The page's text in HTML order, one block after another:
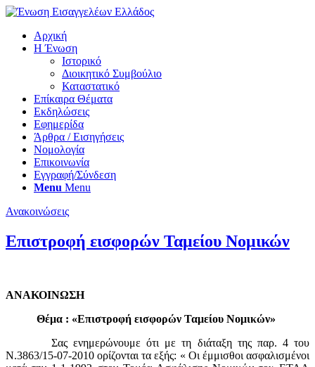
Αρχική
Η Ένωση
Ιστορικό
Διοικητικό Συμβούλιο
Καταστατικό
Επίκαιρα Θέματα
Εκδηλώσεις
Εφημερίδα
Άρθρα / Εισηγήσεις
Νομολογία
Επικοινωνία
Εγγραφή/Σύνδεση
Menu Menu
Ανακοινώσεις
Επιστροφή εισφορών Ταμείου Νομικών
ΑΝΑΚΟΙΝΩΣΗ
Θέμα : «Επιστροφή εισφορών Ταμείου Νομικών»
Σας ενημερώνουμε ότι με τη διάταξη της παρ. 4 του
Ν.3863/15-07-2010 ορίζονται τα εξής: « Οι έμμισθοι ασφαλισμένοι